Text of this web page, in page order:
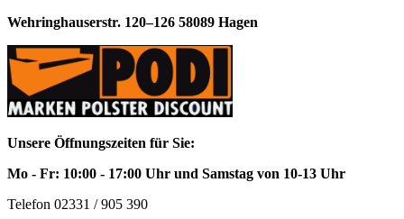
Wehringhauserstr. 120–126 58089 Hagen
Unsere Öffnungszeiten für Sie:
Mo - Fr: 10:00 - 17:00 Uhr und Samstag von 10-13 Uhr
Telefon 02331 / 905 390